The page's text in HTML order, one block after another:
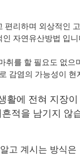
편리하며 외상적인
인 자연유산방법 입니
취를 할 필요도 없으
감염의 가능성이 현
활에 전혀 지장이
적을 남기지 않
고 계시는 방식은